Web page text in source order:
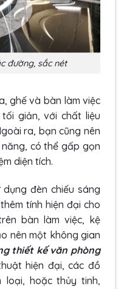
đường, sắc nét
ghế và bàn làm việc
giản, với chất liệu
ra, bạn cũng nên
có thể gấp gọn
diện tích.
đèn chiếu sáng
tính hiện đại cho
bàn làm việc, kệ
nên một không gian
thiết kế văn phòng
hiện đại, các đồ
hoặc thủy tinh,